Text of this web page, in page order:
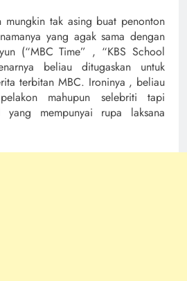
mungkin tak asing buat penonton
yang agak sama dengan
(“MBC Time” , “KBS School
beliau ditugaskan untuk
terbitan MBC. Ironinya , beliau
mahupun selebriti tapi
yang mempunyai rupa laksana